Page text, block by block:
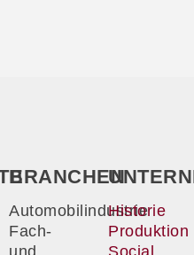
BRANCHEN
Automobilindustrie
Fach-
und
Historie
Produktion
Social